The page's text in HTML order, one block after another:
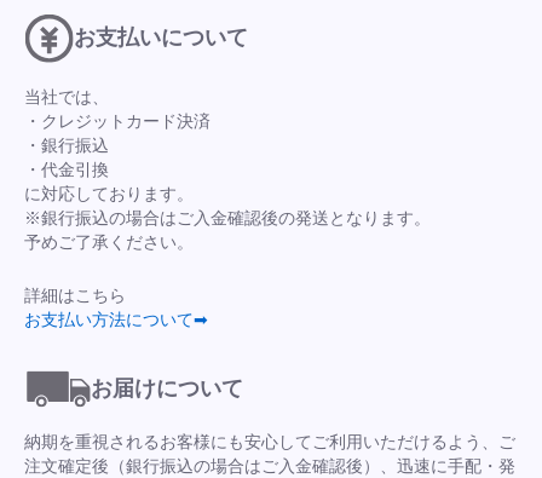
お支払いについて
当社では、
・クレジットカード決済
・銀行振込
・代金引換
に対応しております。
※銀行振込の場合はご入金確認後の発送となります。
予めご了承ください。
詳細はこちら
お支払い方法について➡
お届けについて
納期を重視されるお客様にも安心してご利用いただけるよう、ご
注文確定後（銀行振込の場合はご入金確認後）、迅速に手配・発